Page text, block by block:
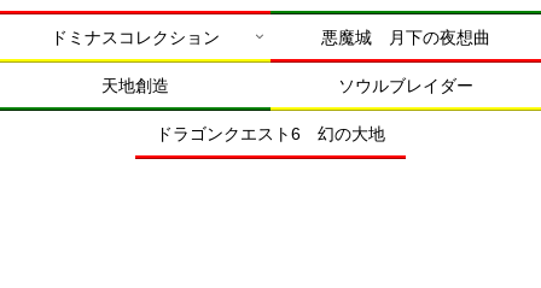
ドミナスコレクション 悪魔城 月下の夜想曲
天地創造 ソウルブレイダー
ドラゴンクエスト6 幻の大地